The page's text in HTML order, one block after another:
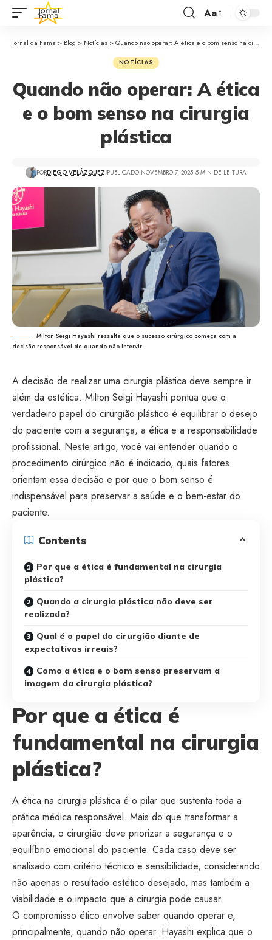
Aa
Jornal da Fama > Blog > Notícias >Quando não operar: A ética e o bom senso na cirurgia plástica
NOTÍCIAS
Quando não operar: A ética
e o bom senso na cirurgia
plástica
PORDIEGO VELÁZQUEZ PUBLICADO NOVEMBRO 7, 2025 5 MIN DE LEITURA
Milton Seigi Hayashi ressalta que o sucesso cirúrgico começa com a
decisão responsável de quando não intervir.
A decisão de realizar uma cirurgia plástica deve sempre ir
além da estética. Milton Seigi Hayashi pontua que o
verdadeiro papel do cirurgião plástico é equilibrar o desejo
do paciente com a segurança, a ética e a responsabilidade
profissional. Neste artigo, você vai entender quando o
procedimento cirúrgico não é indicado, quais fatores
orientam essa decisão e por que o bom senso é
indispensável para preservar a saúde e o bem-estar do
paciente.
Contents
Por que a ética é fundamental na cirurgia
plástica?
Quando a cirurgia plástica não deve ser
realizada?
Qual é o papel do cirurgião diante de
expectativas irreais?
Como a ética e o bom senso preservam a
imagem da cirurgia plástica?
Por que a ética é
fundamental na cirurgia
plástica?
A ética na cirurgia plástica é o pilar que sustenta toda a
prática médica responsável. Mais do que transformar a
aparência, o cirurgião deve priorizar a segurança e o
equilíbrio emocional do paciente. Cada caso deve ser
analisado com critério técnico e sensibilidade, considerando
não apenas o resultado estético desejado, mas também a
viabilidade e o impacto que a cirurgia pode causar.
O compromisso ético envolve saber quando operar e,
principalmente, quando não operar. Hayashi explica que o